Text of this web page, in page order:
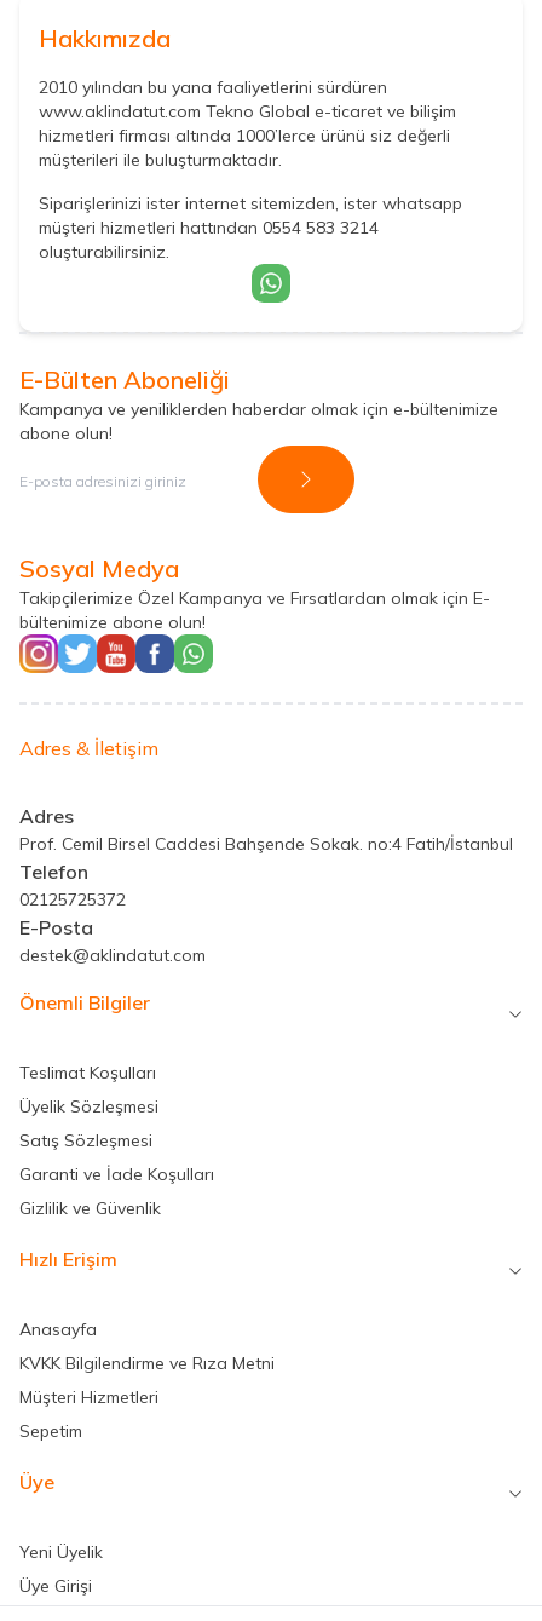
Hakkımızda
2010 yılından bu yana faaliyetlerini sürdüren
www.aklindatut.com Tekno Global e-ticaret ve bilişim
hizmetleri firması altında 1000’lerce ürünü siz değerli
müşterileri ile buluşturmaktadır.
Siparişlerinizi ister internet sitemizden, ister whatsapp
müşteri hizmetleri hattından 0554 583 3214
oluşturabilirsiniz.
E-Bülten Aboneliği
Kampanya ve yeniliklerden haberdar olmak için e-bültenimize
abone olun!
Kayıt Ol
Sosyal Medya
Takipçilerimize Özel Kampanya ve Fırsatlardan olmak için E-
bültenimize abone olun!
Adres & İletişim
Adres
Prof. Cemil Birsel Caddesi Bahşende Sokak. no:4 Fatih/İstanbul
Telefon
02125725372
E-Posta
destek@aklindatut.com
Önemli Bilgiler
Teslimat Koşulları
Üyelik Sözleşmesi
Satış Sözleşmesi
Garanti ve İade Koşulları
Gizlilik ve Güvenlik
Hızlı Erişim
Anasayfa
KVKK Bilgilendirme ve Rıza Metni
Müşteri Hizmetleri
Sepetim
Üye
Yeni Üyelik
Üye Girişi